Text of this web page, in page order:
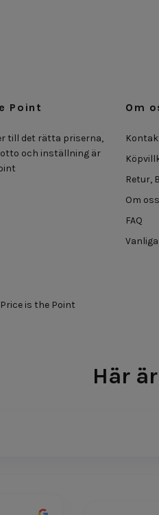
Point
till det rätta priserna,
och inställning är
Om
Retur,
Om oss
FAQ
is the Point
Här